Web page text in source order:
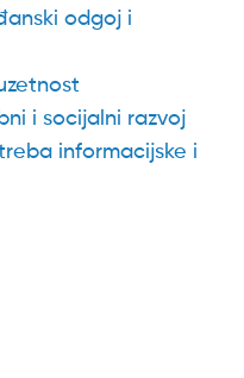
odgoj i
i socijalni razvoj
informacijske i